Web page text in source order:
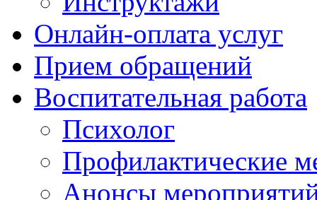
Онлайн-оплата услуг
Прием обращений
Воспитательная работа
Психолог
Профилактические
Анонсы